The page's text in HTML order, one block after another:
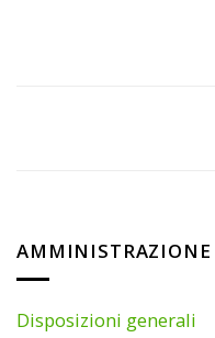
AMMINISTRAZIONE
Disposizioni generali